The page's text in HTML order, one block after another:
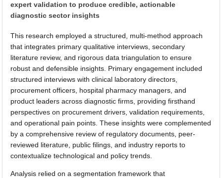
expert validation to produce credible, actionable
diagnostic sector insights
This research employed a structured, multi-method approach
that integrates primary qualitative interviews, secondary
literature review, and rigorous data triangulation to ensure
robust and defensible insights. Primary engagement included
structured interviews with clinical laboratory directors,
procurement officers, hospital pharmacy managers, and
product leaders across diagnostic firms, providing firsthand
perspectives on procurement drivers, validation requirements,
and operational pain points. These insights were complemented
by a comprehensive review of regulatory documents, peer-
reviewed literature, public filings, and industry reports to
contextualize technological and policy trends.
Analysis relied on a segmentation framework that